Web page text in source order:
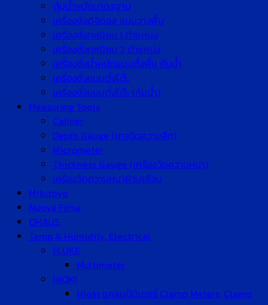
ตุ้มน้ำหนักมาตรฐาน
เครื่องชั่งดิจิตอล แบบวางพื้น
เครื่องชั่งทศนิยม 1 ตำแหน่ง
เครื่องชั่งทศนิยม 2 ตำแหน่ง
เครื่องชั่งน้ำหนักแบบตั้งพื้น กันน้ำ
เครื่องชั่งแบบตั้งโต๊ะ
เครื่องชั่งแบบตั้งโต๊ะ (กันน้ำ)
Measuring Tools
Caliper
Depth Gauge (เกจวัดความลึก)
Micrometer
Thickness Gauge (เครื่องวัดความหนา)
เครื่องวัดความหนาผิวเคลือบ
Mitutoyo
Nuova Fima
OHAUS
Temp & Humidity, Electrical
FLUKE
Multimeter
HIOKI
Hioki แคลมป์มิเตอร์ Clamp Meters, Clamp